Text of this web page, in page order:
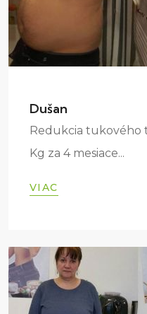
Dušan
Redukcia tukového
Kg za 4 mesiace...
VIAC